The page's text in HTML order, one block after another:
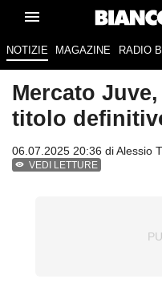
NOTIZIE MAGAZINE RADIO
Mercato
titolo
06.07.2025 20:36 diAlessio
VEDI LETTURE